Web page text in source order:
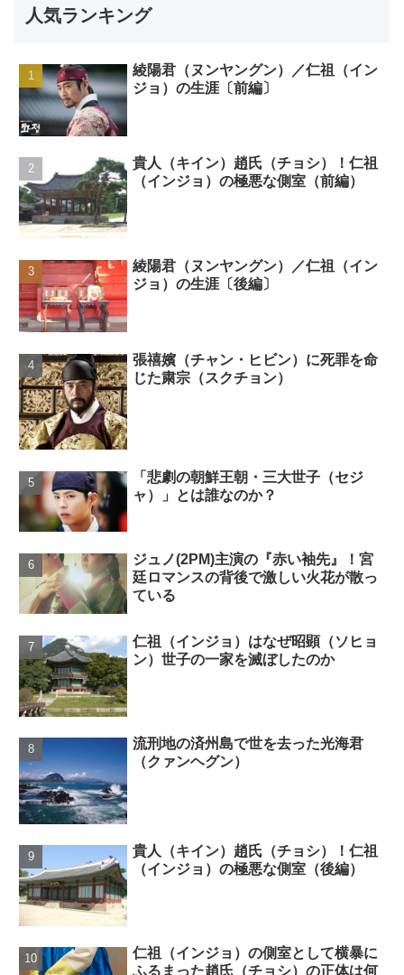
人気ランキング
綾陽君（ヌンヤングン）／仁祖（イン
ジョ）の生涯〔前編〕
貴人（キイン）趙氏（チョシ）！仁祖
（インジョ）の極悪な側室（前編）
綾陽君（ヌンヤングン）／仁祖（イン
ジョ）の生涯〔後編〕
張禧嬪（チャン・ヒビン）に死罪を命
じた粛宗（スクチョン）
「悲劇の朝鮮王朝・三大世子（セジ
ャ）」とは誰なのか？
ジュノ(2PM)主演の『赤い袖先』！宮
廷ロマンスの背後で激しい火花が散っ
ている
仁祖（インジョ）はなぜ昭顕（ソヒョ
ン）世子の一家を滅ぼしたのか
流刑地の済州島で世を去った光海君
（クァンヘグン）
貴人（キイン）趙氏（チョシ）！仁祖
（インジョ）の極悪な側室（後編）
仁祖（インジョ）の側室として横暴に
ふるまった趙氏（チョシ）の正体は何